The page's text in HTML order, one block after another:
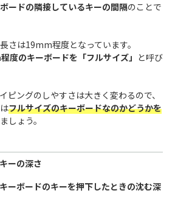
ードの隣接しているキーの間隔のことで
さは19mm程度となっています。
度のキーボードを「フルサイズ」 と呼び
ピングのしやすさは大きく変わるので、
フルサイズのキーボードなのかどうかを
しょう。
ーの深さ
キーボードのキーを押下したときの沈む深